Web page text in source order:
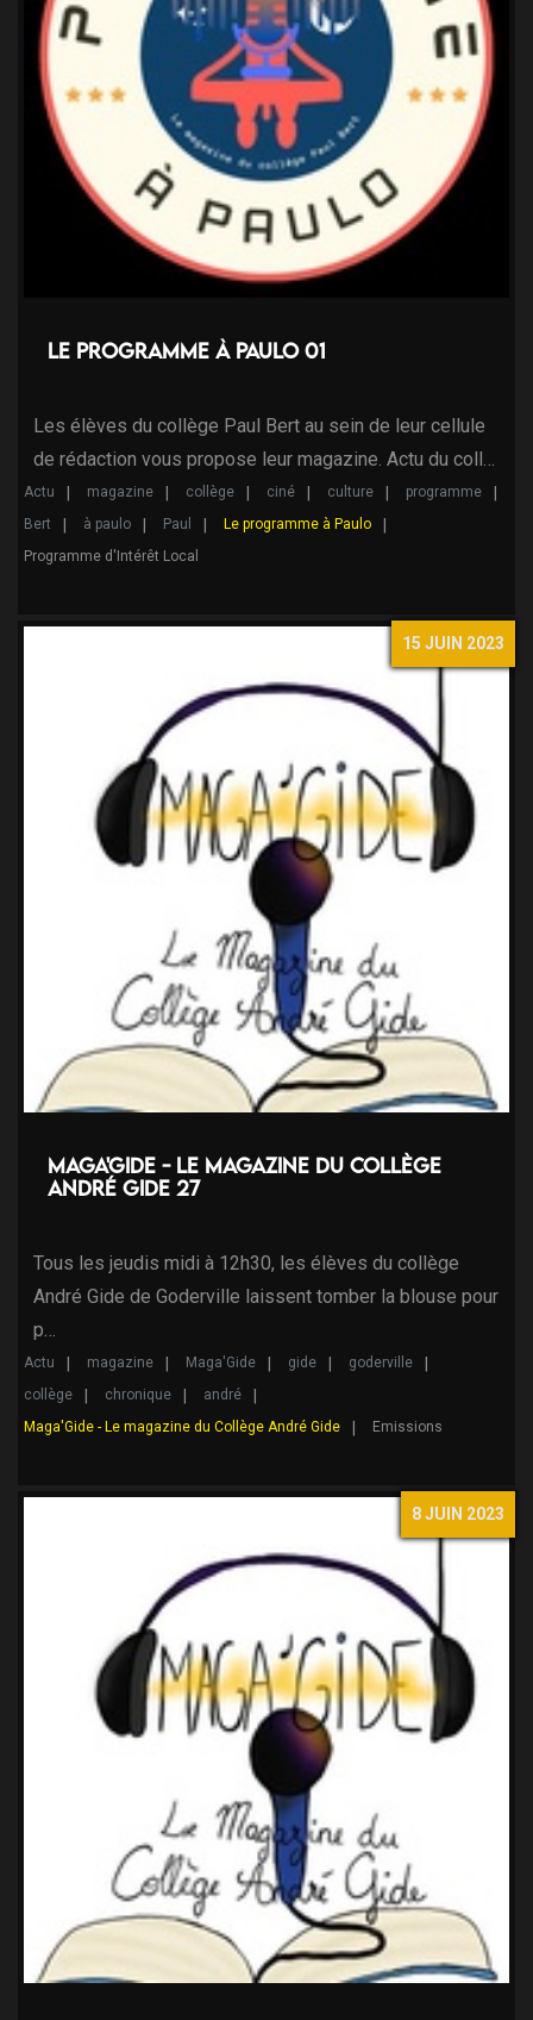
Le programme à Paulo 01
Les élèves du collège Paul Bert au sein de leur cellule
de rédaction vous propose leur magazine. Actu du coll…
Actu magazine collège ciné culture
programme
Bert
à paulo Paul
Le programme à Paulo
Programme d'Intérêt Local
15 JUIN 2023
Maga'Gide - Le magazine du Collège
André Gide 27
Tous les jeudis midi à 12h30, les élèves du collège
André Gide de Goderville laissent tomber la blouse pour
p…
Actu magazine Maga'Gide gide
goderville
collège
chronique
andré
Maga'Gide - Le magazine du Collège André Gide
Emissions
8 JUIN 2023